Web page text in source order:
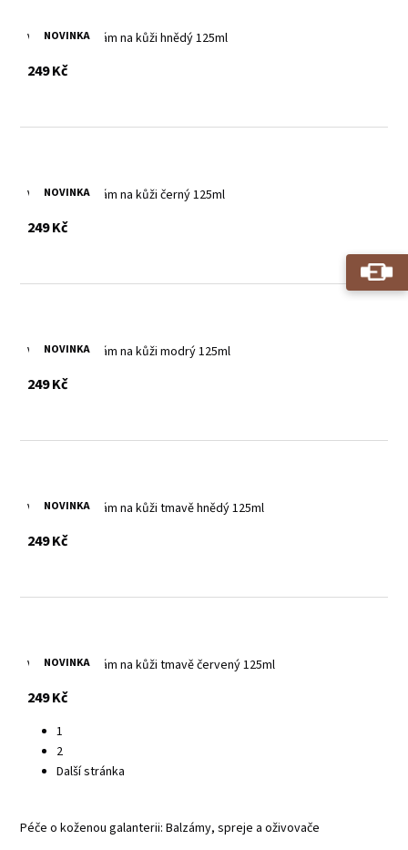
NOVINKA
Vyživující balzám na kůži hnědý 125ml
249 Kčs DPH
NOVINKA
Vyživující balzám na kůži černý 125ml
249 Kčs DPH
NOVINKA
Vyživující balzám na kůži modrý 125ml
249 Kčs DPH
NOVINKA
Vyživující balzám na kůži tmavě hnědý 125ml
249 Kčs DPH
NOVINKA
Vyživující balzám na kůži tmavě červený 125ml
249 Kčs DPH
1
2
Další stránka
Péče o koženou galanterii: Balzámy, spreje a oživovače